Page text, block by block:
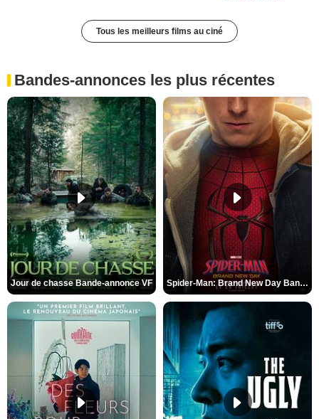
Tous les meilleurs films au ciné
Bandes-annonces les plus récentes
Jour de chasse Bande-annonce VF Spider-Man: Brand New Day Bande-annonce (3) VO STFR